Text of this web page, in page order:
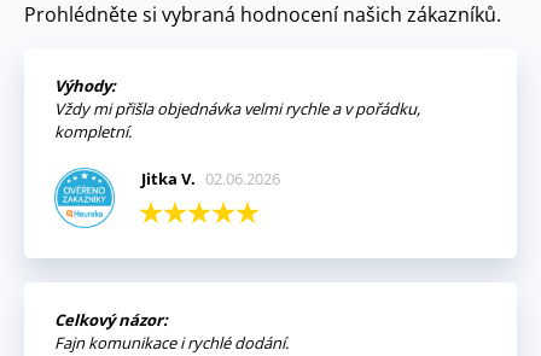
Prohlédněte si vybraná hodnocení našich zákazníků.
Výhody:
Vždy mi přišla objednávka velmi rychle a v pořádku,
kompletní.
Jitka V. 02.06.2026
Celkový názor:
Fajn komunikace i rychlé dodání.